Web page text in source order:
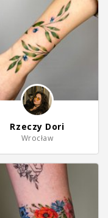
Rzeczy Dori
Wrocław